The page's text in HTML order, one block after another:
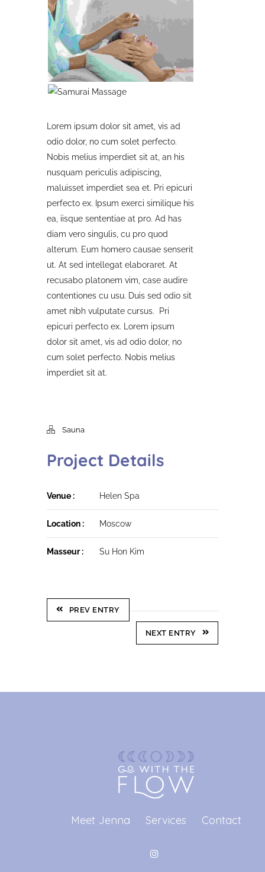
Lorem ipsum dolor sit amet, vis ad
odio dolor, no cum solet perfecto.
Nobis melius imperdiet sit at, an his
nusquam periculis adipiscing,
maluisset imperdiet sea et. Pri epicuri
perfecto ex. Ipsum exerci similique his
ea, iisque sententiae at pro. Ad has
diam vero singulis, cu pro quod
alterum. Eum homero causae senserit
ut. At sed intellegat elaboraret. At
recusabo platonem vim, case audire
contentiones cu usu. Duis sed odio sit
amet nibh vulputate cursus. Pri
epicuri perfecto ex. Lorem ipsum
dolor sit amet, vis ad odio dolor, no
cum solet perfecto. Nobis melius
imperdiet sit at.
Sauna
Project Details
Venue : Helen Spa
Location : Moscow
Masseur : Su Hon Kim
PREV ENTRY
NEXT ENTRY
Meet Jenna Services Contact